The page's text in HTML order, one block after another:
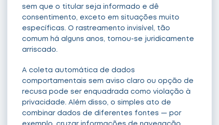
sem que o titular seja informado e dê
consentimento, exceto em situações muito
específicas. O rastreamento invisível, tão
comum há alguns anos, tornou-se juridicamente
arriscado.
A coleta automática de dados
comportamentais sem aviso claro ou opção de
recusa pode ser enquadrada como violação à
privacidade. Além disso, o simples ato de
combinar dados de diferentes fontes — por